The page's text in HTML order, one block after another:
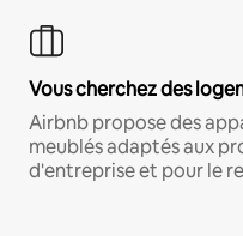
Vous cherchez des
Airbnb propose des
meublés adaptés aux
d'entreprise et pour le